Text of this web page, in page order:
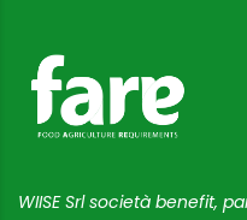
WIISE Srl società benefit,